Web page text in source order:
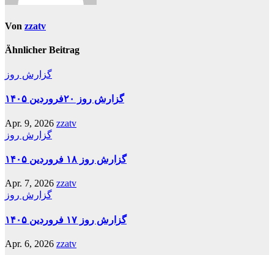
Von zzatv
Ähnlicher Beitrag
گزارش روز
گزارش روز ۲۰فروردین ۱۴۰۵
Apr. 9, 2026 zzatv
گزارش روز
گزارش روز ۱۸ فروردین ۱۴۰۵
Apr. 7, 2026 zzatv
گزارش روز
گزارش روز ۱۷ فروردین ۱۴۰۵
Apr. 6, 2026 zzatv